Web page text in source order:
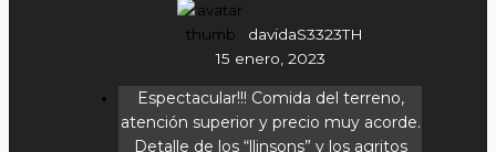
davidaS3323TH
15 enero, 2023
Espectacular!!! Comida del terreno,
atención superior y precio muy acorde.
Detalle de los “llinsons” y los agritos